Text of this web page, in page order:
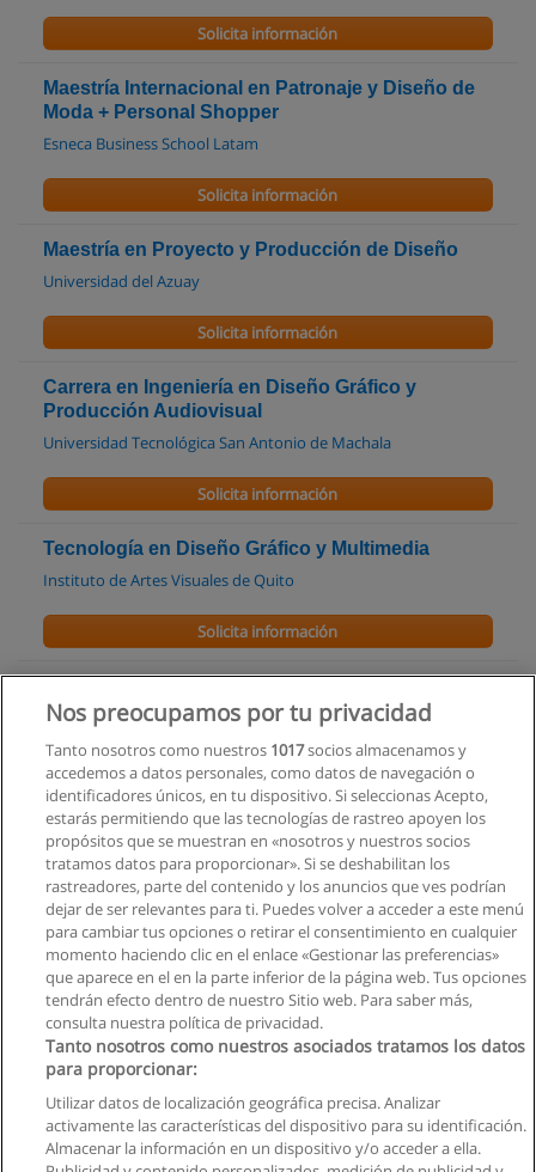
Solicita información
Maestría Internacional en Patronaje y Diseño de
Moda + Personal Shopper
Esneca Business School Latam
Solicita información
Maestría en Proyecto y Producción de Diseño
Universidad del Azuay
Solicita información
Carrera en Ingeniería en Diseño Gráfico y
Producción Audiovisual
Universidad Tecnológica San Antonio de Machala
Solicita información
Tecnología en Diseño Gráfico y Multimedia
Instituto de Artes Visuales de Quito
Solicita información
L.E.X.A - Tecnológico Latinoamericano de Expresiones
Artísticas.
Solicita información
Carrera de Diseño
Pontificia Universidad Católica del Ecuador Sede Santo
Domingo
Solicita información
Privacidad de datos
Nos preocupamos por tu privacidad
Tanto nosotros como nuestros 1017socios almacenamos y
accedemos a datos personales, como datos de navegación o
identificadores únicos, en tu dispositivo. Si seleccionas Acepto,
estarás permitiendo que las tecnologías de rastreo apoyen los
propósitos que se muestran en «nosotros y nuestros socios
tratamos datos para proporcionar». Si se deshabilitan los
rastreadores, parte del contenido y los anuncios que ves podrían
dejar de ser relevantes para ti. Puedes volver a acceder a este menú
para cambiar tus opciones o retirar el consentimiento en cualquier
momento haciendo clic en el enlace «Gestionar las preferencias»
que aparece en el en la parte inferior de la página web. Tus opciones
tendrán efecto dentro de nuestro Sitio web. Para saber más,
consulta nuestra política de privacidad.
Tanto nosotros como nuestros asociados tratamos los datos
para proporcionar:
Utilizar datos de localización geográfica precisa. Analizar
activamente las características del dispositivo para su identificación.
Almacenar la información en un dispositivo y/o acceder a ella.